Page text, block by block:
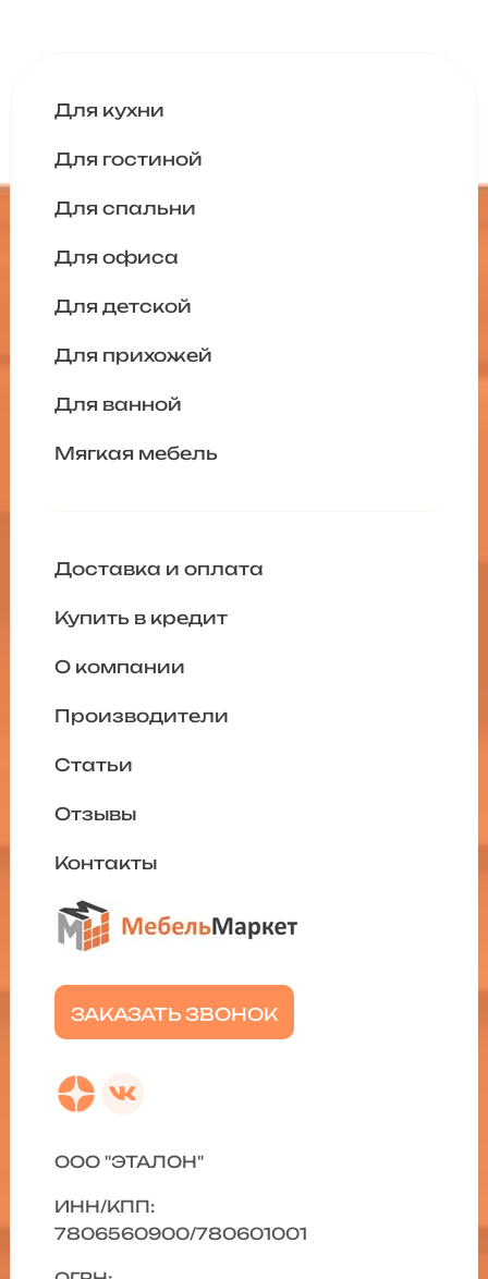
Для кухни
Для гостиной
Для спальни
Для офиса
Для детской
Для прихожей
Для ванной
Мягкая мебель
ЗАКАЗАТЬ ЗВОНОК
Доставка и оплата
Купить в кредит
О компании
Производители
Статьи
Отзывы
Контакты
ООО "ЭТАЛОН"
ИНН/КПП:
7806560900/780601001